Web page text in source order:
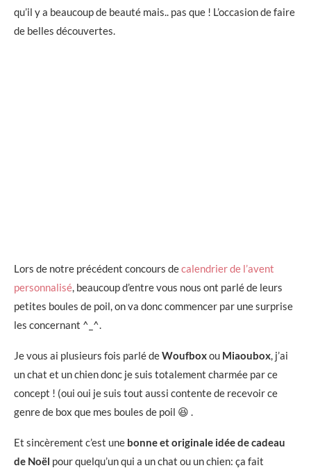
qu’il y a beaucoup de beauté mais.. pas que ! L’occasion de faire
de belles découvertes.
Lors de notre précédent concours decalendrier de l’avent
personnalisé, beaucoup d’entre vous nous ont parlé de leurs
petites boules de poil, on va donc commencer par une surprise
les concernant ^_^.
Je vous ai plusieurs fois parlé deWoufboxou Miaoubox, j’ai
un chat et un chien donc je suis totalement charmée par ce
concept ! (oui oui je suis tout aussi contente de recevoir ce
genre de box que mes boules de poil 😆 .
Et sincèrement c’est une bonne et originale idée de cadeau
de Noël pour quelqu’un qui a un chat ou un chien: ça fait